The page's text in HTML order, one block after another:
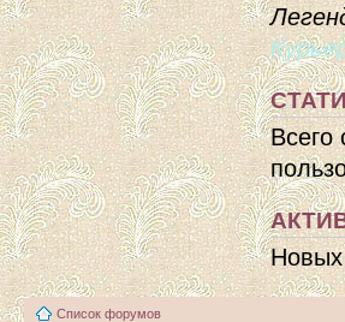
Список форумов